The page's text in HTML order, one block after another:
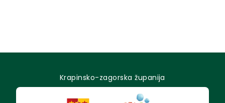
Krapinsko-zagorska županija